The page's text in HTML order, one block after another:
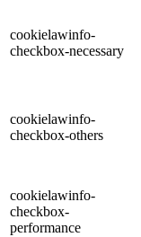
cookielawinfo-
checkbox-necessary
cookielawinfo-
checkbox-others
cookielawinfo-
checkbox-
performance